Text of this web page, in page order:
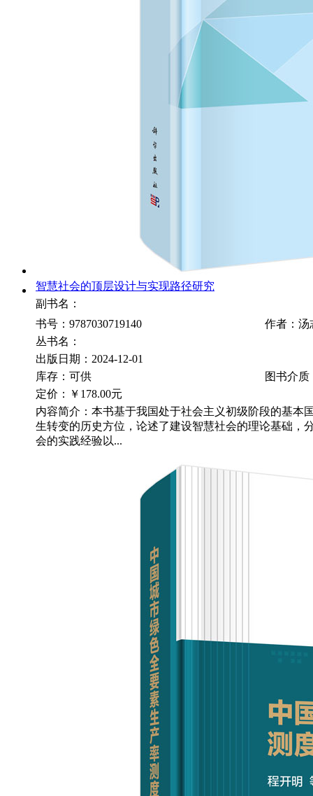
智慧社会的顶层设计与实现路径研究
副书名：
书号：9787030719140
作者：汤
丛书名：
出版日期：2024-12-01
库存：可供
图书介质
定价：
￥178.00元
内容简介：本书基于我国处于社会主义初级阶段的基本
生转变的历史方位，论述了建设智慧社会的理论基础，
会的实践经验以...